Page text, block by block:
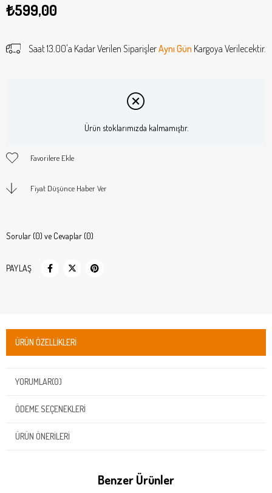
₺599,00
Saat 13.00'a Kadar Verilen SiparişlerAynı Gün Kargoya Verilecektir.
Ürün stoklarımızda kalmamıştır.
Favorilere Ekle
Fiyat Düşünce Haber Ver
Sorular (0) ve Cevaplar (0)
PAYLAŞ
ÜRÜN ÖZELLIKLERI
YORUMLAR(0)
ÖDEME SEÇENEKLERI
ÜRÜN ÖNERILERI
Benzer Ürünler